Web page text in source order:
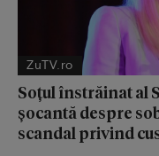
ZuTV.ro
Soțul înstrăinat al
șocantă despre
scandal privind